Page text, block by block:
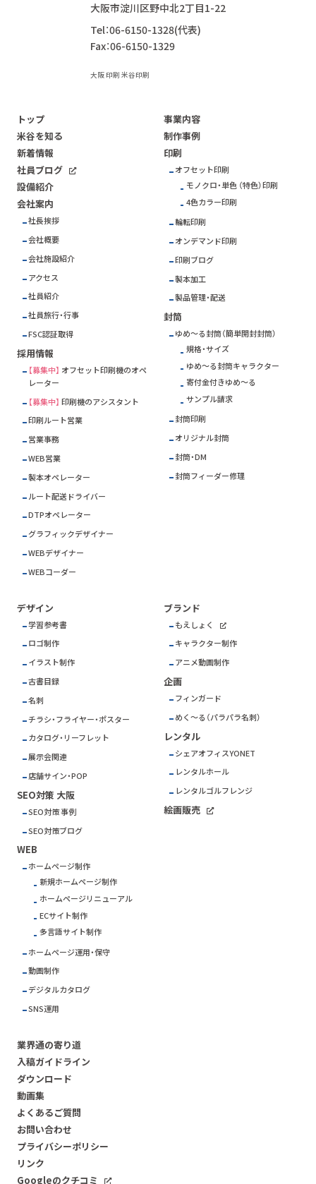
大阪市淀川区野中北2丁目1-22
Tel：06-6150-1328(代表)
Fax：06-6150-1329
大阪 印刷 米谷印刷
トップ
米谷を知る
新着情報
社員ブログ
設備紹介
会社案内
社長挨拶
会社概要
会社施設紹介
アクセス
社員紹介
社員旅行・行事
FSC認証取得
採用情報
【募集中】 オフセット印刷機のオペ
レーター
【募集中】 印刷機のアシスタント
印刷ルート営業
営業事務
WEB営業
製本オペレーター
ルート配送ドライバー
DTPオペレーター
グラフィックデザイナー
WEBデザイナー
WEBコーダー
事業内容
制作事例
印刷
オフセット印刷
モノクロ・単色 （特色）印刷
4色カラー印刷
輪転印刷
オンデマンド印刷
印刷ブログ
製本加工
製品管理・配送
封筒
ゆめ～る封筒（簡単開封封筒）
規格・サイズ
ゆめ～る封筒キャラクター
寄付金付きゆめ～る
サンプル請求
封筒印刷
オリジナル封筒
封筒・DM
封筒フィーダー修理
デザイン
学習参考書
ロゴ制作
イラスト制作
古書目録
名刺
チラシ・フライヤー・ポスター
カタログ・リーフレット
展示会関連
店舗サイン・POP
SEO対策 大阪
SEO対策 事例
SEO対策ブログ
WEB
ホームページ制作
新規ホームページ制作
ホームページリニューアル
ECサイト制作
多言語サイト制作
ホームページ運用・保守
動画制作
デジタルカタログ
SNS運用
ブランド
もえしょく
キャラクター制作
アニメ動画制作
企画
フィンガード
めく～る（パラパラ名刺）
レンタル
シェアオフィスYONET
レンタルホール
レンタルゴルフレンジ
絵画販売
業界通の寄り道
入稿ガイドライン
ダウンロード
動画集
よくあるご質問
お問い合わせ
プライバシーポリシー
リンク
Googleのクチコミ